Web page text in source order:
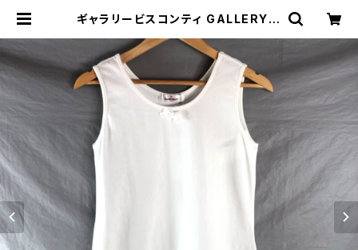
ギャラリービスコンティ GALLERY V
レース リボン付き チュニック丈 ホワ
イト 2サイズ 896219 | Ethical S